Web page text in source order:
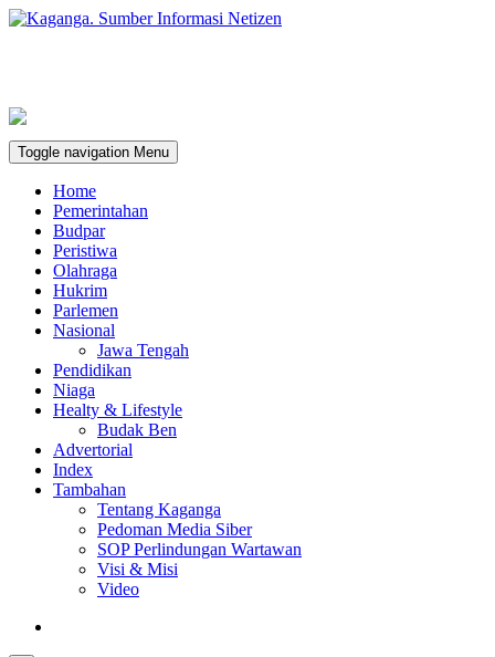
Toggle navigation Menu
Home
Pemerintahan
Budpar
Peristiwa
Olahraga
Hukrim
Parlemen
Nasional
Jawa Tengah
Pendidikan
Niaga
Healty & Lifestyle
Budak Ben
Advertorial
Index
Tambahan
Tentang Kaganga
Pedoman Media Siber
SOP Perlindungan Wartawan
Visi & Misi
Video